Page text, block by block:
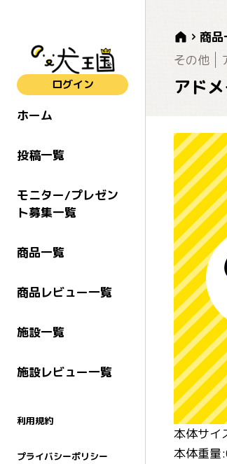
ログイン
ホーム
投稿一覧
モニター/プレゼン
ト募集一覧
商品一覧
商品レビュー一覧
施設一覧
施設レビュー一覧
利用規約
プライバシーポリシー
商品
その他
アド
本体サイ
本体重量